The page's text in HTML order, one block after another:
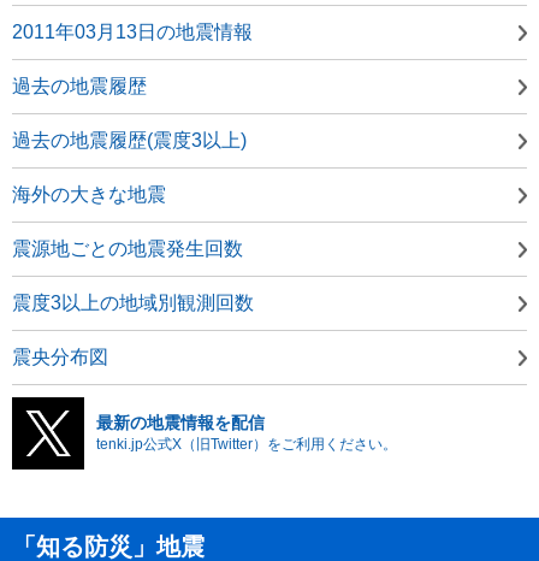
2011年03月13日の地震情報
過去の地震履歴
過去の地震履歴(震度3以上)
海外の大きな地震
震源地ごとの地震発生回数
震度3以上の地域別観測回数
震央分布図
最新の地震情報を配信
tenki.jp公式X（旧Twitter）をご利用ください。
「知る防災」地震